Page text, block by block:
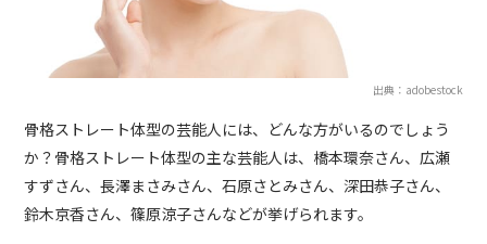
出典：adobestock
骨格ストレート体型の芸能人には、どんな方がいるのでしょう
か？骨格ストレート体型の主な芸能人は、橋本環奈さん、広瀬
すずさん、長澤まさみさん、石原さとみさん、深田恭子さん、
鈴木京香さん、篠原涼子さんなどが挙げられます。